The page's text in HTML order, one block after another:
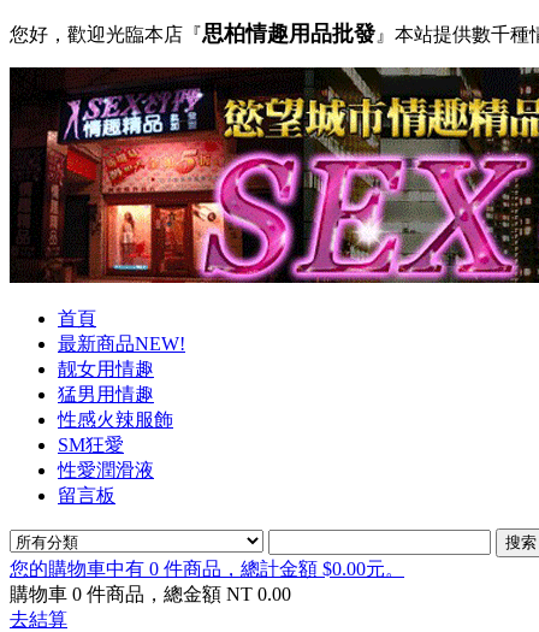
您好，歡迎光臨本店『思柏情趣用品批發 』本站提供數千
首頁
最新商品NEW!
靓女用情趣
猛男用情趣
性感火辣服飾
SM狂愛
性愛潤滑液
留言板
您的購物車中有 0 件商品，總計金額 $0.00元。
購物車 0 件商品，總金額 NT 0.00
去結算